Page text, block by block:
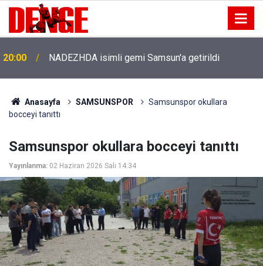
20:00 NADEZHDA isimli gemi Samsun'a getirildi
Anasayfa SAMSUNSPOR
Samsunspor okullara
bocceyi tanıttı
Samsunspor okullara bocceyi tanıttı
Yayınlanma: 02 Haziran 2026 Salı 14:34